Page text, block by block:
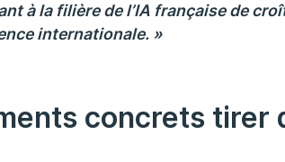
à la filière de l’IA française de
internationale. »
concrets tirer